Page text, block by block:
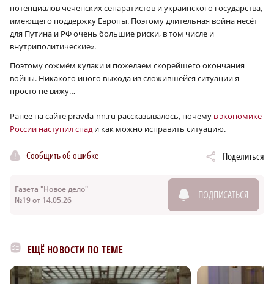
потенциалов чеченских сепаратистов и украинского государства,
имеющего поддержку Европы. Поэтому длительная война несёт
для Путина и РФ очень большие риски, в том числе и
внутриполитические».
Поэтому сожмём кулаки и пожелаем скорейшего окончания
войны. Никакого иного выхода из сложившейся ситуации я
просто не вижу…
Ранее на сайте pravda-nn.ru рассказывалось, почему в экономике
России наступил спади как можно исправить ситуацию.
Сообщить об ошибке Поделиться
Газета "Новое дело"
№19 от 14.05.26
ПОДПИСАТЬСЯ
ЕЩЁ НОВОСТИ ПО ТЕМЕ